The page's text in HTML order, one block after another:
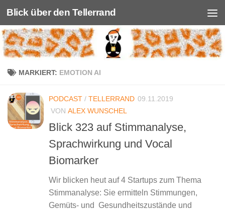
Unter dem Inhalt
Blick über den Tellerrand
MARKIERT: EMOTION AI
PODCAST / TELLERRAND 09.11.2019
VON ALEX WUNSCHEL
Blick 323 auf Stimmanalyse,
Sprachwirkung und Vocal
Biomarker
Wir blicken heut auf 4 Startups zum Thema
Stimmanalyse: Sie ermitteln Stimmungen,
Gemüts- und Gesundheitszustände und